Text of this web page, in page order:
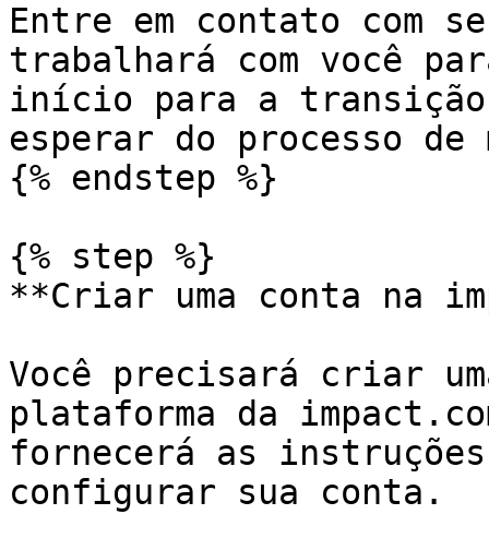
Entre em contato com
trabalhará com você
início para a
esperar do processo de
{% endstep %}
{% step %}
**Criar uma conta na
Você precisará criar
plataforma da
fornecerá as
configurar sua conta.